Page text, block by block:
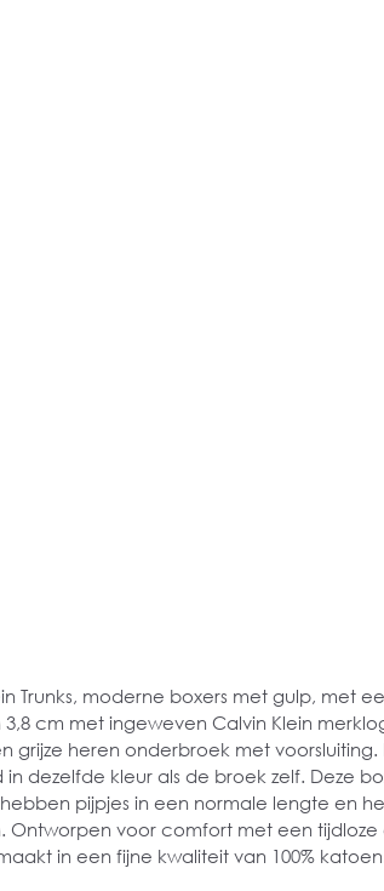
Trunks, moderne boxers met gulp, met
cm met ingeweven Calvin Klein
grijze heren onderbroek met voorsluiting.
dezelfde kleur als de broek zelf. Deze
pijpjes in een normale lengte en
Ontworpen voor comfort met een
in een fijne kwaliteit van 100%